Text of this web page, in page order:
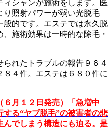
ィシャンが施術をします。医
照射パワーが弱い光脱毛
般的です。エステでは永久脱
施術効果は一時的な除毛・
れたトラブルの報告９６４
４件。エステは６８０件に
６月１２日発売）「急増中
る“ヤブ脱毛”の被害者の悲
んでしまう構造にも迫る。是